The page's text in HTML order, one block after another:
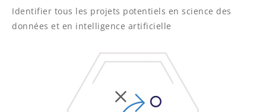
Identifier tous les projets potentiels en science des
données et en intelligence artificielle